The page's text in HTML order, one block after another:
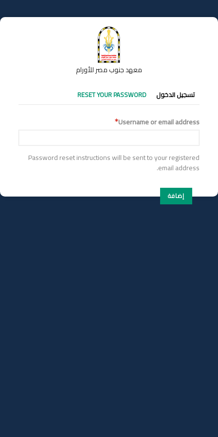
إلى
المحتوى
معهد جنوب مصر للأورام
التبويبات
الأساسية
تسجيل الدخول RESET YOUR PASSWORD
Username or email address
Password reset instructions will be sent to your registered
email address.